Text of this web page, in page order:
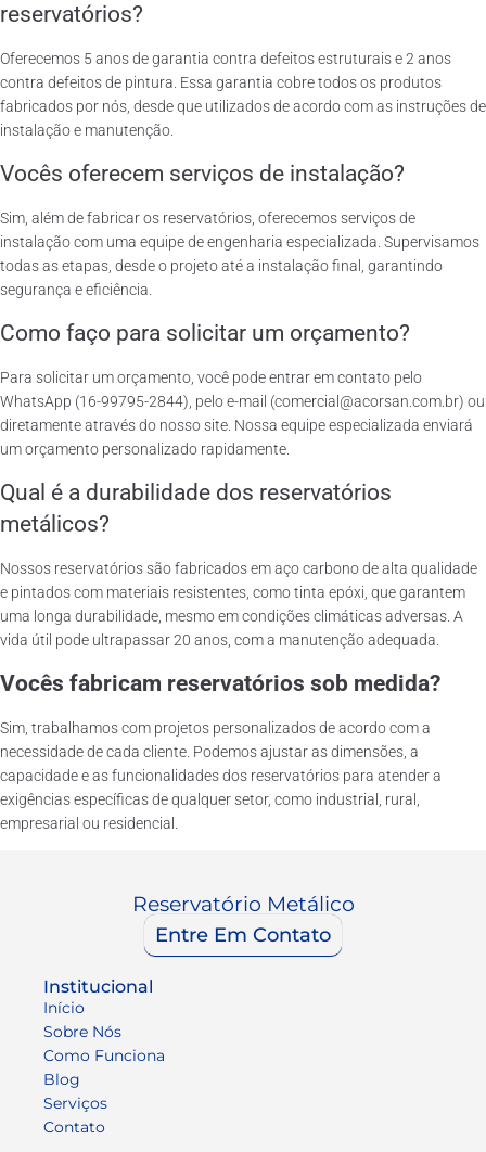
reservatórios?
Oferecemos 5 anos de garantia contra defeitos estruturais e 2 anos
contra defeitos de pintura. Essa garantia cobre todos os produtos
fabricados por nós, desde que utilizados de acordo com as instruções de
instalação e manutenção.
Vocês oferecem serviços de instalação?
Sim, além de fabricar os reservatórios, oferecemos serviços de
instalação com uma equipe de engenharia especializada. Supervisamos
todas as etapas, desde o projeto até a instalação final, garantindo
segurança e eficiência.
Como faço para solicitar um orçamento?
Para solicitar um orçamento, você pode entrar em contato pelo
WhatsApp (16-99795-2844), pelo e-mail (comercial@acorsan.com.br) ou
diretamente através do nosso site. Nossa equipe especializada enviará
um orçamento personalizado rapidamente.
Qual é a durabilidade dos reservatórios
metálicos?
Nossos reservatórios são fabricados em aço carbono de alta qualidade
e pintados com materiais resistentes, como tinta epóxi, que garantem
uma longa durabilidade, mesmo em condições climáticas adversas. A
vida útil pode ultrapassar 20 anos, com a manutenção adequada.
Vocês fabricam reservatórios sob medida?
Sim, trabalhamos com projetos personalizados de acordo com a
necessidade de cada cliente. Podemos ajustar as dimensões, a
capacidade e as funcionalidades dos reservatórios para atender a
exigências específicas de qualquer setor, como industrial, rural,
empresarial ou residencial.
Reservatório Metálico
Entre Em Contato
Institucional
Início
Sobre Nós
Como Funciona
Blog
Serviços
Contato